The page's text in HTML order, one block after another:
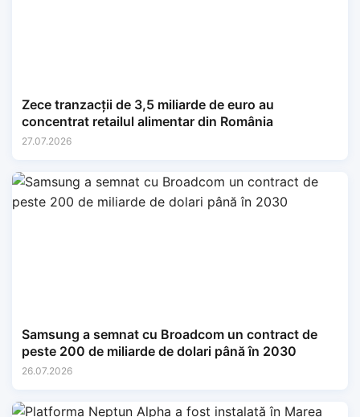
Zece tranzacții de 3,5 miliarde de euro au
concentrat retailul alimentar din România
27.07.2026
Samsung a semnat cu Broadcom un contract de
peste 200 de miliarde de dolari până în 2030
26.07.2026